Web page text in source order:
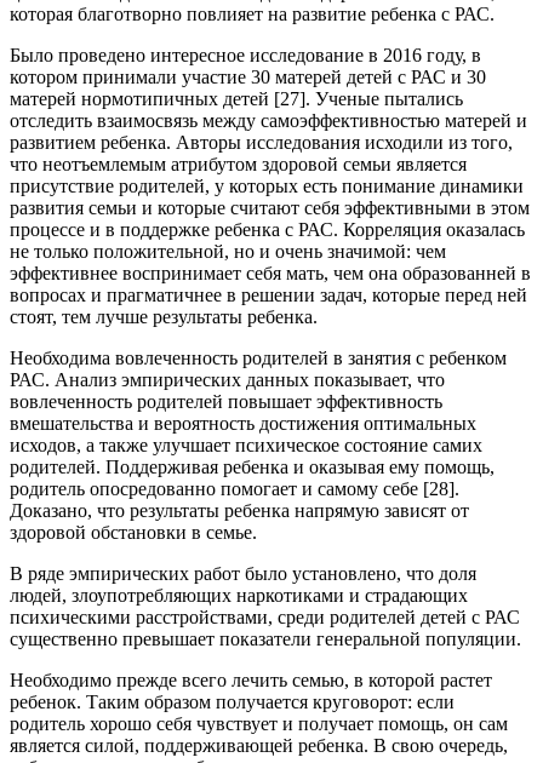
которая благотворно повлияет на развитие ребенка с РАС.
Было проведено интересное исследование в 2016 году, в
котором принимали участие 30 матерей детей с РАС и 30
матерей нормотипичных детей [27]. Ученые пытались
отследить взаимосвязь между самоэффективностью матерей и
развитием ребенка. Авторы исследования исходили из того,
что неотъемлемым атрибутом здоровой семьи является
присутствие родителей, у которых есть понимание динамики
развития семьи и которые считают себя эффективными в этом
процессе и в поддержке ребенка с РАС. Корреляция оказалась
не только положительной, но и очень значимой: чем
эффективнее воспринимает себя мать, чем она образованней в
вопросах и прагматичнее в решении задач, которые перед ней
стоят, тем лучше результаты ребенка.
Необходима вовлеченность родителей в занятия с ребенком
РАС. Анализ эмпирических данных показывает, что
вовлеченность родителей повышает эффективность
вмешательства и вероятность достижения оптимальных
исходов, а также улучшает психическое состояние самих
родителей. Поддерживая ребенка и оказывая ему помощь,
родитель опосредованно помогает и самому себе [28].
Доказано, что результаты ребенка напрямую зависят от
здоровой обстановки в семье.
В ряде эмпирических работ было установлено, что доля
людей, злоупотребляющих наркотиками и страдающих
психическими расстройствами, среди родителей детей с РАС
существенно превышает показатели генеральной популяции.
Необходимо прежде всего лечить семью, в которой растет
ребенок. Таким образом получается круговорот: если
родитель хорошо себя чувствует и получает помощь, он сам
является силой, поддерживающей ребенка. В свою очередь,